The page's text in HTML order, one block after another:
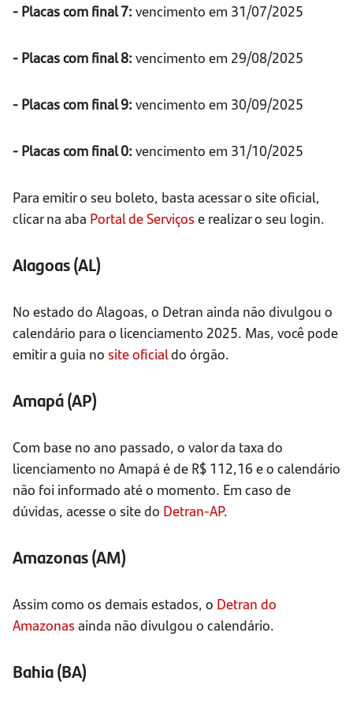
- Placas com final 7: vencimento em 31/07/2025
- Placas com final 8: vencimento em 29/08/2025
- Placas com final 9: vencimento em 30/09/2025
- Placas com final 0: vencimento em 31/10/2025
Para emitir o seu boleto, basta acessar o site oficial,
clicar na aba Portal de Serviços e realizar o seu login.
Alagoas (AL)
No estado do Alagoas, o Detran ainda não divulgou o
calendário para o licenciamento 2025. Mas, você pode
emitir a guia no site oficialdo órgão.
Amapá (AP)
Com base no ano passado, o valor da taxa do
licenciamento no Amapá é de R$ 112,16 e o calendário
não foi informado até o momento. Em caso de
dúvidas, acesse o site do Detran-AP.
Amazonas (AM)
Assim como os demais estados, o Detran do
Amazonas ainda não divulgou o calendário.
Bahia (BA)